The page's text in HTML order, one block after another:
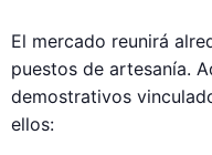
El mercado reunirá
puestos de artesanía.
demostrativos
ellos: